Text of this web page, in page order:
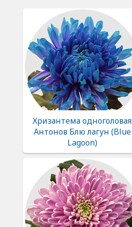
Хризантема одноголовая
Антонов Блю лагун (Blue
Lagoon)